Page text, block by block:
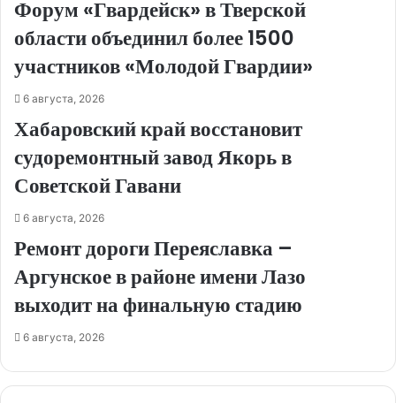
Форум «Гвардейск» в Тверской
области объединил более 1500
участников «Молодой Гвардии»
6 августа, 2026
Хабаровский край восстановит
судоремонтный завод Якорь в
Советской Гавани
6 августа, 2026
Ремонт дороги Переяславка –
Аргунское в районе имени Лазо
выходит на финальную стадию
6 августа, 2026